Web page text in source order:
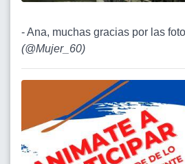
- Ana, muchas gracias por las
(@Mujer_60)